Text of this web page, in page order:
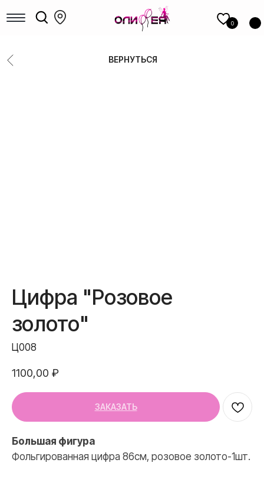
0
ВЕРНУТЬСЯ
КАТАЛОГ шаров
Полезное
Контакты
Обо мне
+7 (967) 271-77-21
Цифра "Розовое
золото"
Ц008
1100,00 ₽
ЗАКАЗАТЬ
Большая фигура
Фольгированная цифра 86см, розовое золото-1шт.